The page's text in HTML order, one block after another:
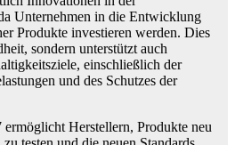
Unternehmen in die Entwicklung
Produkte investieren werden. Dies
sondern unterstützt auch
einschließlich der
und des Schutzes der
Herstellern, Produkte neu